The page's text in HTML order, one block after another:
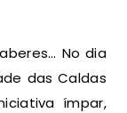
das Caldas
ímpar,